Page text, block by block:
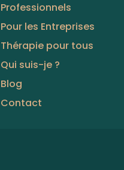
Professionnels
Pour les Entreprises
Thérapie pour tous
Qui suis-je ?
Blog
Contact